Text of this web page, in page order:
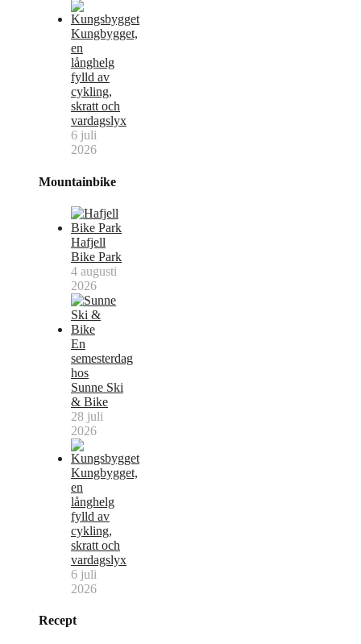
Kungbygget,
en
långhelg
fylld av
cykling,
skratt och
vardagslyx
6 juli
2026
Mountainbike
Hafjell
Bike Park
4 augusti
2026
En
semesterdag
hos
Sunne Ski
& Bike
28 juli
2026
Kungbygget,
en
långhelg
fylld av
cykling,
skratt och
vardagslyx
6 juli
2026
Recept